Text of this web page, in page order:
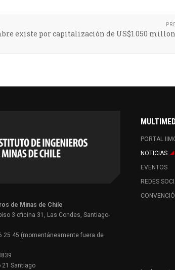
existe por capitalización de US$1.050
de Minas de Chile
3 oficina 31, Las Condes, Santiago-
25 45 (momentáneamente fuera de
21 Santiago
PORTAL
NOTICIAS
EVENTOS
REDES